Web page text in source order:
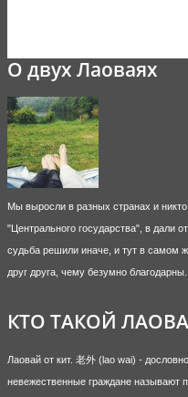
О двух Лаоваях
Мы выросли в разных странах и
"Центрального государства", в дали
судьба решили иначе, и тут в самом
друг друга, чему безумно благодарны.
КТО ТАКОЙ
Лаовай от кит. 老外 (lao wai) -
невежественные граждане называют